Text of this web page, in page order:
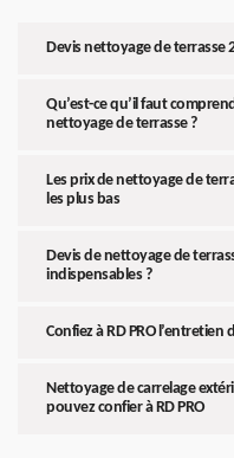
Devis nettoyage de terrasse
Qu’est-ce qu’il faut
nettoyage de terrasse ?
Les prix de nettoyage de
les plus bas
Devis de nettoyage de
indispensables ?
Confiez à RD PRO l’entretien
Nettoyage de carrelage
pouvez confier à RD PRO